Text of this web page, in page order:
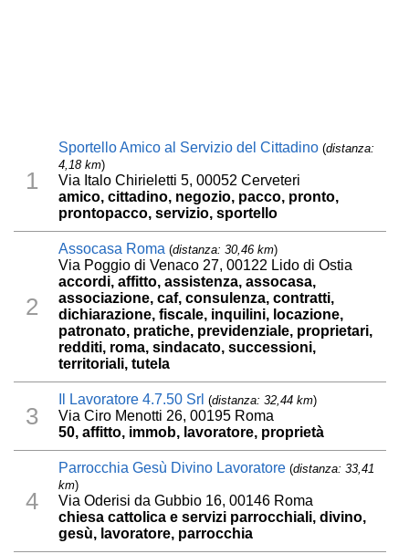
1
Sportello Amico al Servizio del Cittadino (distanza:
4,18 km)
Via Italo Chirieletti 5, 00052 Cerveteri
amico, cittadino, negozio, pacco, pronto,
prontopacco, servizio, sportello
2
Assocasa Roma (distanza: 30,46 km)
Via Poggio di Venaco 27, 00122 Lido di Ostia
accordi, affitto, assistenza, assocasa,
associazione, caf, consulenza, contratti,
dichiarazione, fiscale, inquilini, locazione,
patronato, pratiche, previdenziale, proprietari,
redditi, roma, sindacato, successioni,
territoriali, tutela
3
Il Lavoratore 4.7.50 Srl (distanza: 32,44 km)
Via Ciro Menotti 26, 00195 Roma
50, affitto, immob, lavoratore, proprietà
4
Parrocchia Gesù Divino Lavoratore (distanza: 33,41
km)
Via Oderisi da Gubbio 16, 00146 Roma
chiesa cattolica e servizi parrocchiali, divino,
gesù, lavoratore, parrocchia